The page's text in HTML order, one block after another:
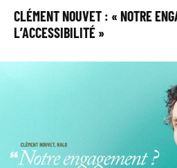
CLÉMENT NOUVET : « NOTRE
L’ACCESSIBILITÉ »